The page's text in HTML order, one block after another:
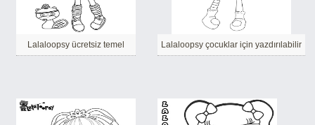
Lalaloopsy ücretsiz temel Lalaloopsy çocuklar için yazdırılabilir